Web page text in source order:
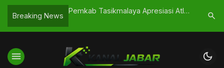
Breaking News
Pemkab Tasikmalaya Apresiasi Atlet
IAIT
Pelajar
search
menu dark_mode